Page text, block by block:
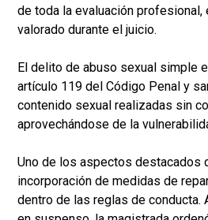
de toda la evaluación profesional,
valorado durante el juicio.
El delito de abuso sexual simple
artículo 119 del Código Penal y
contenido sexual realizadas sin
aprovechándose de la
Uno de los aspectos destacados
incorporación de medidas de
dentro de las reglas de conducta.